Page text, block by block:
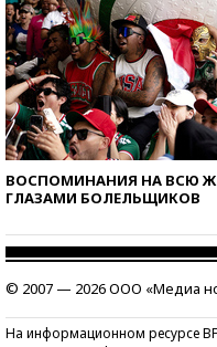
ВОСПОМИНАНИЯ НА ВСЮ
ГЛАЗАМИ БОЛЕЛЬЩИКОВ
© 2007 — 2026 ООО «Медиа
На информационном ресурсе